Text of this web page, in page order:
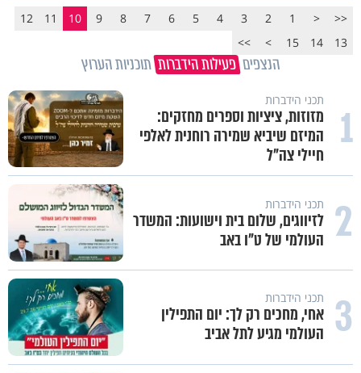
<<
<
1
2
3
4
5
6
7
8
9
10
11
12
13
14
15
>
>>
הנצפים פעילות הידברות תוכניות הערוץ
1 תכני הידברות
מזוזות, ציציות וספרים מחזקים:
המיזם שיביא שמירה רוחנית לאלפי
חיילי צה"ל
2 תכני הידברות
לזיווגים, שלום בית וישועות: המשדר
העולמי של ט"ו באב
3 תכני הידברות
אחי, מחכים רק לך: יום התפילין
העולמי מגיע לתל אביב